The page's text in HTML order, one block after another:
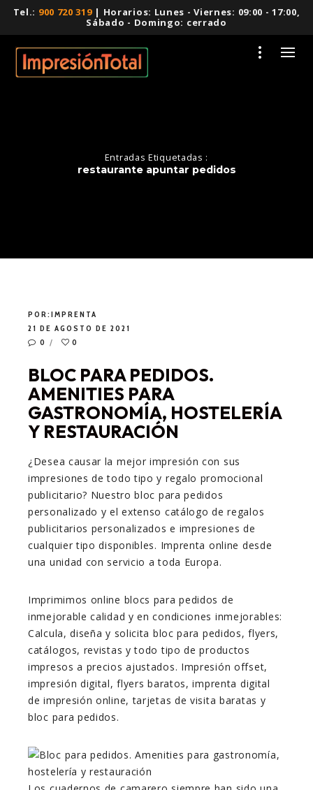
Tel.: 900 720 319| Horarios: Lunes - Viernes: 09:00 - 17:00,
Sábado - Domingo: cerrado
Entradas Etiquetadas :
restaurante apuntar pedidos
POR:IMPRENTA
21 DE AGOSTO DE 2021
0
0
BLOC PARA PEDIDOS.
AMENITIES PARA
GASTRONOMÍA, HOSTELERÍA
Y RESTAURACIÓN
¿Desea causar la mejor impresión con sus
impresiones de todo tipo y regalo promocional
publicitario? Nuestro bloc para pedidos
personalizado y el extenso catálogo de regalos
publicitarios personalizados e impresiones de
cualquier tipo disponibles. Imprenta online desde
una unidad con servicio a toda Europa.
Imprimimos online blocs para pedidos de
inmejorable calidad y en condiciones inmejorables:
Calcula, diseña y solicita bloc para pedidos, flyers,
catálogos, revistas y todo tipo de productos
impresos a precios ajustados. Impresión offset,
impresión digital, flyers baratos, imprenta digital
de impresión online, tarjetas de visita baratas y
bloc para pedidos.